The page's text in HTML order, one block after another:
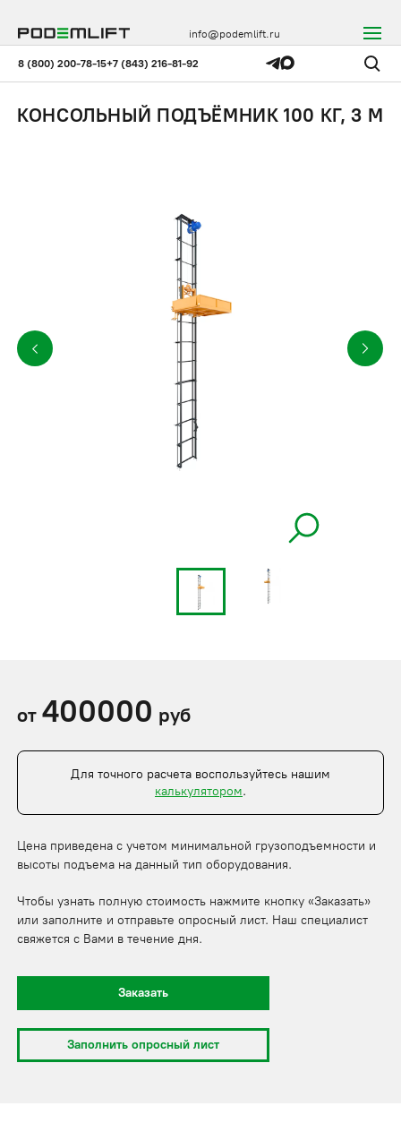
8 (800) 200-78-15+7 (843) 216-81-92
info@podemlift.ru
КОНСОЛЬНЫЙ ПОДЪЁМНИК 100 КГ, 3 М
от 400000 руб
Для точного расчета воспользуйтесь нашим
калькулятором.
Цена приведена с учетом минимальной грузоподъемности и
высоты подъема на данный тип оборудования.
Чтобы узнать полную стоимость нажмите кнопку «Заказать»
или заполните и отправьте опросный лист. Наш специалист
свяжется с Вами в течение дня.
Заказать
Заполнить опросный лист